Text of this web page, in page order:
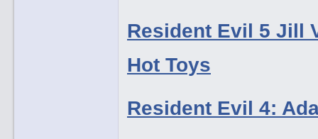
Resident Evil 5 Jill
Hot Toys
Resident Evil 4: